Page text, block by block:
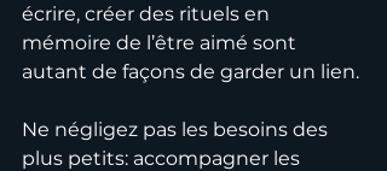
écrire, créer des rituels en
mémoire de l’être aimé sont
autant de façons de garder un lien.
Ne négligez pas les besoins des
plus petits: accompagner les